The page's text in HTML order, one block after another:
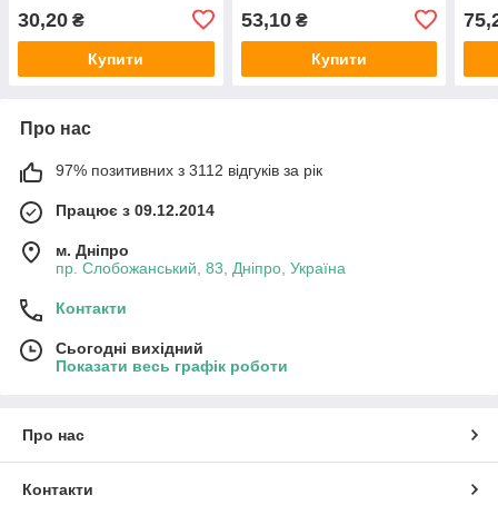
30,20 ₴
Купити
53,10₴
Купити
Про нас
97% позитивних з 3112 відгуків за рік
Працює з 09.12.2014
м. Дніпро
пр. Слобожанський, 83, Дніпро, Україна
Контакти
Сьогодні вихідний
Показати весь графік роботи
Про нас
Контакти